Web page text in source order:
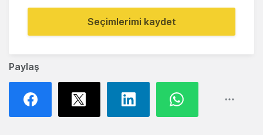
Paylaş
Seçimlerimi kaydet